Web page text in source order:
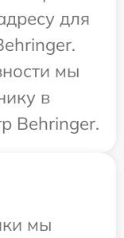
для
мы
в
Behringer.
мы